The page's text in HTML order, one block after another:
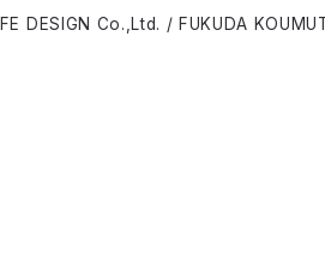
DESIGN Co.,Ltd. / FUKUDA